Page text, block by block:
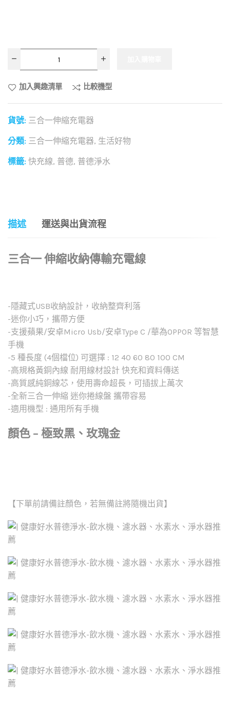
加入興趣清單 比較機型
貨號: 三合一伸縮充電器
分類: 三合一伸縮充電器, 生活好物
標籤: 快充線, 普德, 普德淨水
描述 運送與出貨流程
三合一 伸縮收納傳輸充電線
-隱藏式USB收納設計，收納整齊利落
-迷你小巧，攜帶方便
-支援蘋果/安卓Micro Usb/安卓Type C /華為OPPOR 等智慧
手機
-5 種長度 (4個檔位) 可選擇 : 12 40 60 80 100 CM
-高規格黃銅內線 耐用線材設計 快充和資料傳送
-高質感純銅線芯，使用壽命超長，可插拔上萬次
-全新三合一伸縮 迷你捲線盤 攜帶容易
-適用機型 : 通用所有手機
顏色 – 極致黑、玫瑰金
【下單前請備註顏色，若無備註將隨機出貨】